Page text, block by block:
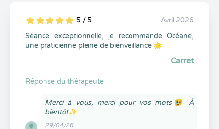
5
1
5
0 5 / 5
Avril 2026
Séance exceptionnelle, je recommande Océane,
une praticienne pleine de bienveillance 🌟
Carret
Réponse du thérapeute
Merci à vous, merci pour vos mots🥹 À
bientôt✨
29/04/26